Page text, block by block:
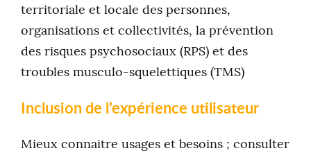
territoriale et locale des personnes,
organisations et collectivités, la prévention
des risques psychosociaux (RPS) et des
troubles musculo-squelettiques (TMS)
Inclusion de l’expérience utilisateur
Mieux connaitre usages et besoins ; consulter